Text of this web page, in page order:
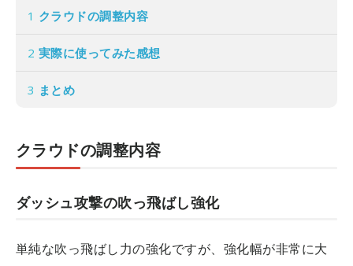
1 クラウドの調整内容
2 実際に使ってみた感想
3 まとめ
クラウドの調整内容
ダッシュ攻撃の吹っ飛ばし強化
単純な吹っ飛ばし力の強化ですが、強化幅が非常に大